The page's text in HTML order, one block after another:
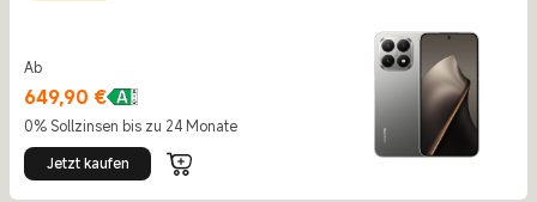
Ab
649,90 €
Current Price €649.9
0% Sollzinsen bis zu 24 Monate
Jetzt kaufen